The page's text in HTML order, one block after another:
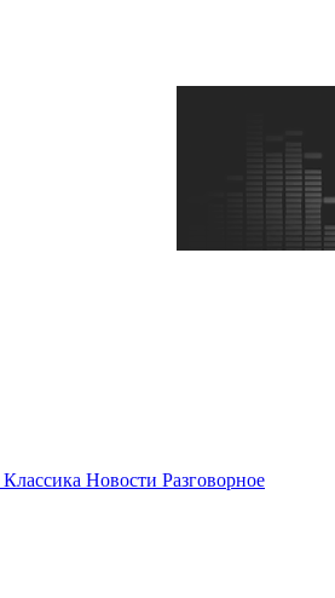
Классика Новости Разговорное